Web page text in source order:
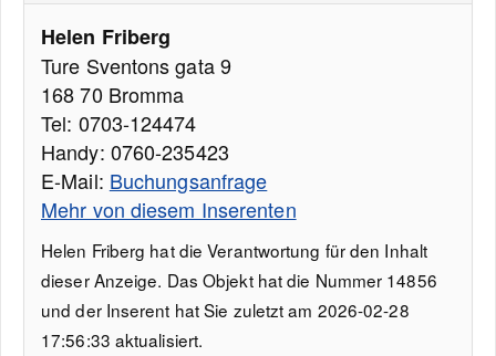
Helen Friberg
Ture Sventons gata 9
168 70 Bromma
Tel: 0703-124474
Handy: 0760-235423
E-Mail: Buchungsanfrage
Mehr von diesem Inserenten
Helen Friberg hat die Verantwortung für den Inhalt
dieser Anzeige. Das Objekt hat die Nummer 14856
und der Inserent hat Sie zuletzt am 2026-02-28
17:56:33 aktualisiert.